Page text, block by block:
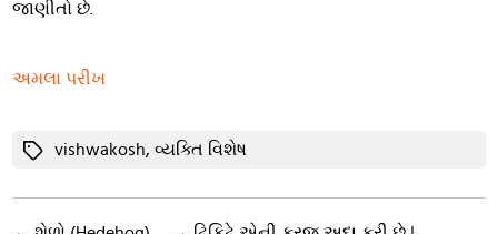
જાણીતો છે.
અમલા પરીખ
Tagsvishwakosh,વ્યક્તિ વિશેષ